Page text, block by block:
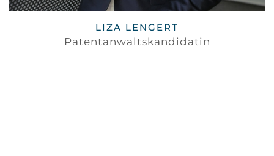
LIZA LENGERT
Patentanwaltskandidatin